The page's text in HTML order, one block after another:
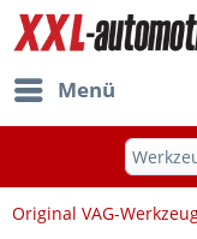
Menü
Original VAG-